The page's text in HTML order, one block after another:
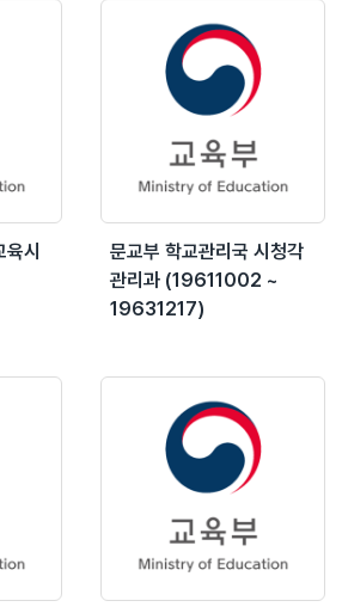
시
문교부 학교관리국 시청각
관리과 (19611002 ~
19631217)